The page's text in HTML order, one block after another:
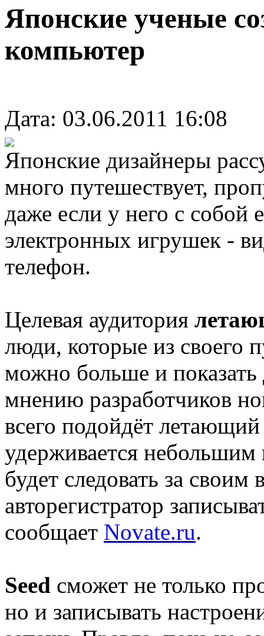
Японские ученые
компьютер
Дата: 03.06.2011 16:08
Японские дизайнеры
много путешествует,
даже если у него с собой
электронных игрушек -
телефон.
Целевая аудитория
люди, которые из своего
можно больше и
мнению разработчиков
всего подойдёт
удерживается
будет следовать за
авторегистратор
сообщает Novate.ru.
Seed сможет не только
но и записывать